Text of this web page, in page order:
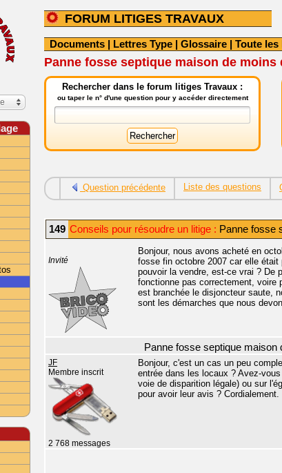
FORUM LITIGES TRAVAUX
Documents | Lettres Type | Glossaire | Toute
Panne fosse septique maison de moins
Rechercher dans le forum litiges Travaux :
ou taper le n° d'une question pour y accéder directement
Question précédente Liste des questions
149 Conseils pour résoudre un litige : Panne fosse
Invité
Bonjour, nous avons acheté en
fosse fin octobre 2007 car elle
pouvoir la vendre, est-ce vrai ? De
fonctionne pas correctement, voire
est branchée le disjoncteur saute,
sont les démarches que nous
Panne fosse septique maison
JF
Membre inscrit
2 768 messages
Bonjour, c'est un cas un peu
entrée dans les locaux ? Avez-
voie de disparition légale) ou sur
pour avoir leur avis ? Cordialement.